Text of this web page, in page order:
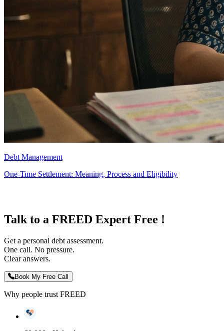
Debt Management
One-Time Settlement: Meaning, Process and Eligibility
Talk to a FREED Expert Free !
Get a personal debt assessment.
One call. No pressure.
Clear answers.
Book My Free Call
Why people trust FREED